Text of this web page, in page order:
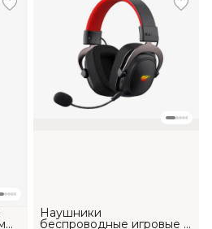
Наушники
беспроводные игровые с